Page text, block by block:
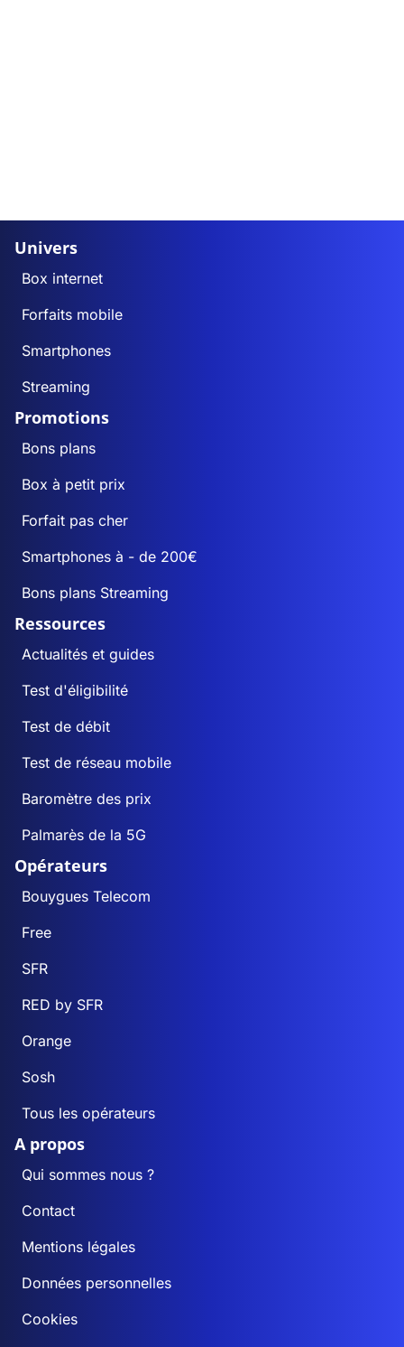
Univers
Box internet
Forfaits mobile
Smartphones
Streaming
Promotions
Bons plans
Box à petit prix
Forfait pas cher
Smartphones à - de 200€
Bons plans Streaming
Ressources
Actualités et guides
Test d'éligibilité
Test de débit
Test de réseau mobile
Baromètre des prix
Palmarès de la 5G
Opérateurs
Bouygues Telecom
Free
SFR
RED by SFR
Orange
Sosh
Tous les opérateurs
A propos
Qui sommes nous ?
Contact
Mentions légales
Données personnelles
Cookies